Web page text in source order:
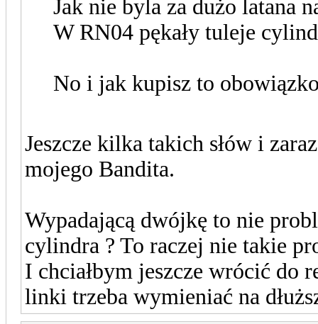
Jak nie byla za dużo latana
W RN04 pękały tuleje
No i jak kupisz to
Jeszcze kilka takich słów i
mojego Bandita.
Wypadającą dwójkę to nie
cylindra ? To raczej nie takie
I chciałbym jeszcze wrócić do
linki trzeba wymieniać na